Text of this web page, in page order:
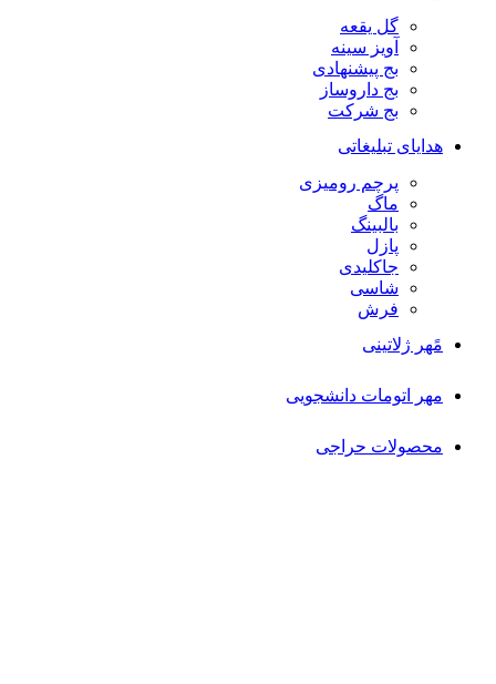
گل یقعه
آویز سینه
بج پیشنهادی
بج داروساز
بج شرکت
هدایای تبلیغاتی
پرچم رومیزی
ماگ
بالبینگ
پازل
جاکلیدی
شاسی
فرش
مًهر ژلاتینی
مهر اتومات دانشجویی
محصولات حراجی